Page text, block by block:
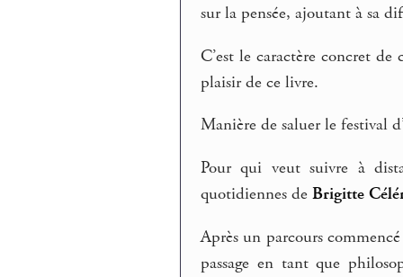
sur la pensée, ajoutant à sa
C’est le caractère concret
plaisir de ce livre.
Manière de saluer le festival
Pour qui veut suivre à
quotidiennes deBrigitte
Après un parcours
passage en tant que